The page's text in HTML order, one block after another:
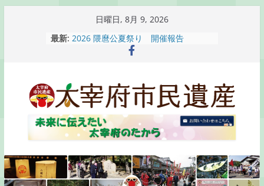
プ
日曜日, 8月 9, 2026
最新: 2026 隈麿公夏祭り 開催報告
通古賀歴史勉強会が開催されます
梅香苑夏まつり子どもみこし開催のお
知らせ
木うそ絵付け体験のお知らせ